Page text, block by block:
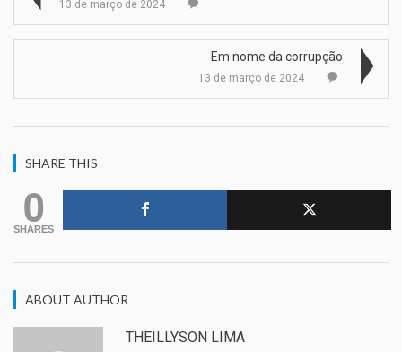
13 de março de 2024
Em nome da corrupção
13 de março de 2024
SHARE THIS
0
SHARES
ABOUT AUTHOR
THEILLYSON LIMA